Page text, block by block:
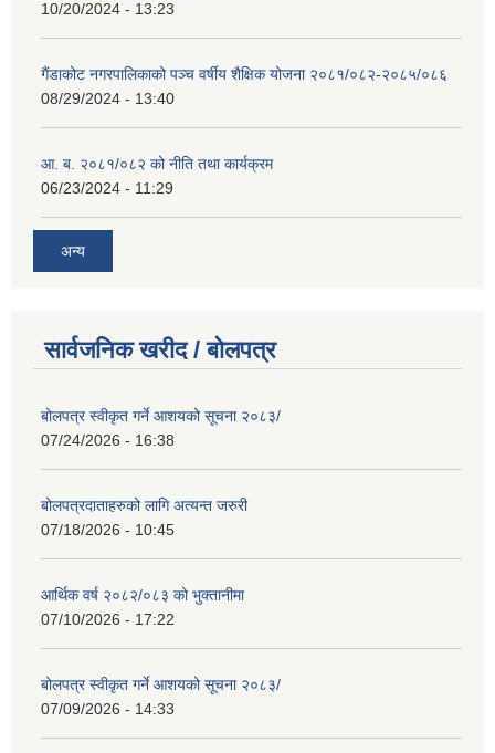
10/20/2024 - 13:23
गैंडाकोट नगरपालिकाको पञ्च वर्षीय शैक्षिक योजना २०८१/०८२-२०८५/०८६
08/29/2024 - 13:40
आ. ब. २०८१/०८२ को नीति तथा कार्यक्रम
06/23/2024 - 11:29
अन्य
सार्वजनिक खरीद / बोलपत्र
बोलपत्र स्वीकृत गर्ने आशयको सूचना २०८३/
07/24/2026 - 16:38
बोलपत्रदाताहरुको लागि अत्यन्त जरुरी
07/18/2026 - 10:45
आर्थिक वर्ष २०८२/०८३ को भुक्तानीमा
07/10/2026 - 17:22
बोलपत्र स्वीकृत गर्ने आशयको सूचना २०८३/
07/09/2026 - 14:33